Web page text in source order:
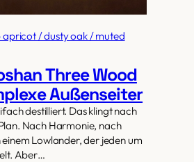
apricot / dusty oak / muted
Three Wood
Außenseiter
destilliert. Das klingt nach
Nach Harmonie, nach
Lowlander, der jeden um
Aber…